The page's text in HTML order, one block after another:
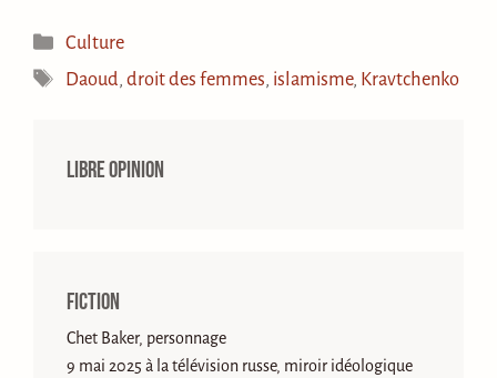
Catégories
Culture
Étiquettes
Daoud,droit des femmes, islamisme, Kravtchenko
Libre opinion
Fiction
Chet Baker, personnage
9 mai 2025 à la télévision russe, miroir idéologique